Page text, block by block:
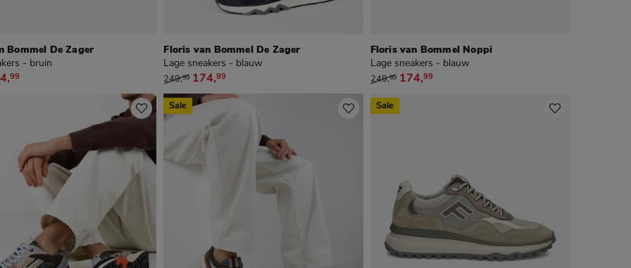
Bommel De Zager
- bruin
voor € 174,99
,99
Floris van Bommel De Zager
Lage sneakers - blauw
van € 249,99 voor € 174,99
249,99 174,99
Floris van Bommel Noppi
Lage sneakers - blauw
van € 249,99 voor € 174,99
249,99 174,99
Sale Sale